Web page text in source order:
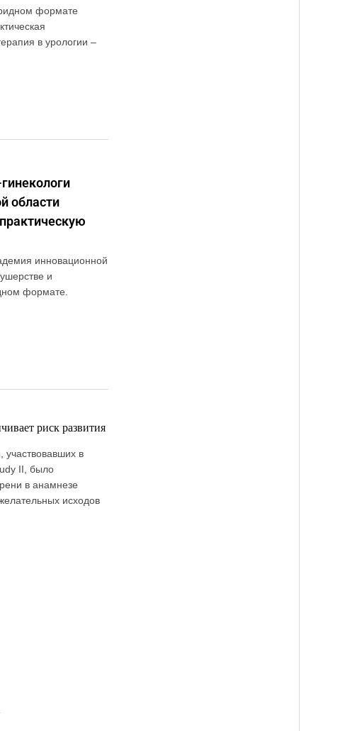
формате
в урологии –
области
инновационной
и
формате.
риск развития
в
II, было
в анамнезе
исходов